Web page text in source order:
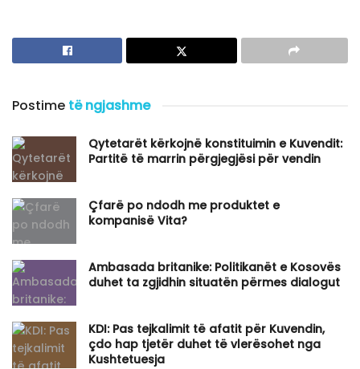
Postime të ngjashme
Qytetarët kërkojnë konstituimin e Kuvendit:
Partitë të marrin përgjegjësi për vendin
Çfarë po ndodh me produktet e
kompanisë Vita?
Ambasada britanike: Politikanët e Kosovës
duhet ta zgjidhin situatën përmes dialogut
KDI: Pas tejkalimit të afatit për Kuvendin,
çdo hap tjetër duhet të vlerësohet nga
Kushtetuesja